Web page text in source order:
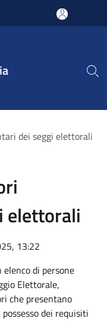
dei seggi elettorali
elettorali
13:22
di persone
Elettorale,
che presentano
dei requisiti